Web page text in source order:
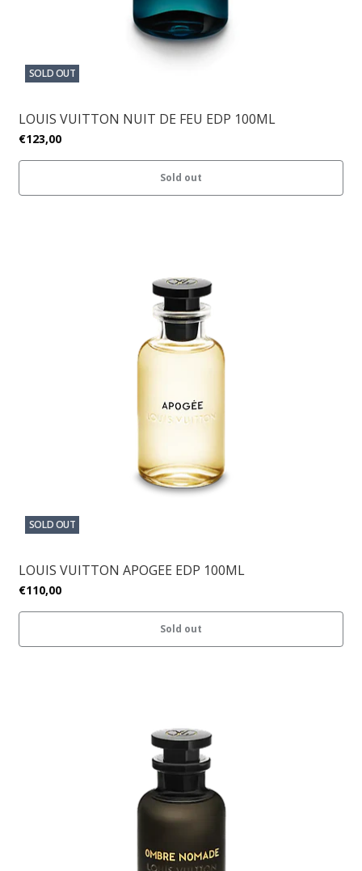
SOLD OUT
LOUIS VUITTON NUIT DE FEU EDP 100ML
€123,00
Sold out
SOLD OUT
LOUIS VUITTON APOGEE EDP 100ML
€110,00
Sold out